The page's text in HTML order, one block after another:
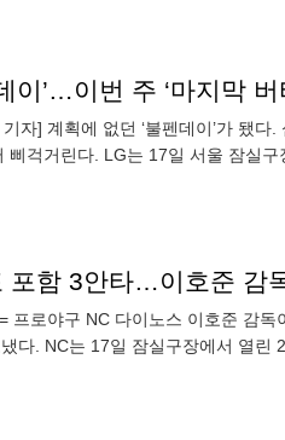
자] 계획에 없던 ‘불펜데이’가 됐
삐걱거린다. LG는 17일 서울 잠실
포함 3안타…이호준 감
프로야구 NC 다이노스 이호준 감
다. NC는 17일 잠실구장에서 열린